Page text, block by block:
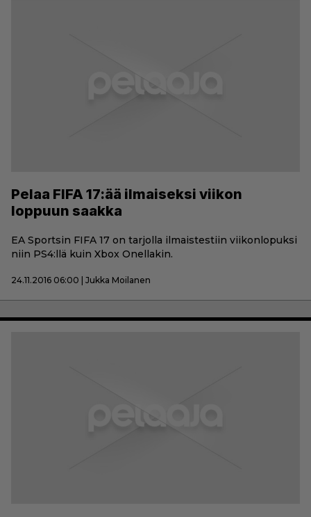
Pelaa FIFA 17:ää ilmaiseksi viikon
loppuun saakka
EA Sportsin FIFA 17 on tarjolla ilmaistestiin viikonlopuksi
niin PS4:llä kuin Xbox Onellakin.
24.11.2016 06:00 | Jukka Moilanen